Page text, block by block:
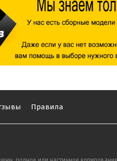
Правила